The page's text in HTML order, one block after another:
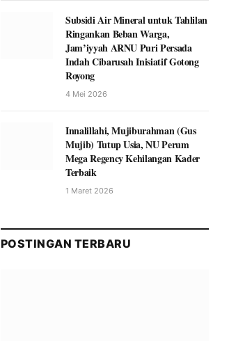
Subsidi Air Mineral untuk Tahlilan
Ringankan Beban Warga,
Jam’iyyah ARNU Puri Persada
Indah Cibarusah Inisiatif Gotong
Royong
4 Mei 2026
Innalillahi, Mujiburahman (Gus
Mujib) Tutup Usia, NU Perum
Mega Regency Kehilangan Kader
Terbaik
1 Maret 2026
POSTINGAN TERBARU